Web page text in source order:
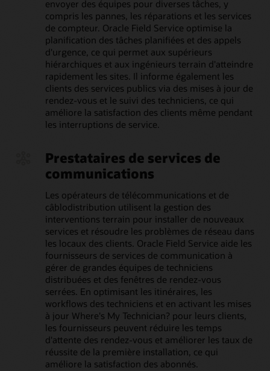
envoyer des équipes pour diverses tâches, y
compris les pannes, les réparations et les services
de compteur. Oracle Field Service optimise la
planification des tâches planifiées et des appels
d'urgence, ce qui permet aux supérieurs
hiérarchiques et aux ingénieurs terrain d'atteindre
rapidement les sites. Il informe également les
clients des services publics via des mises à jour de
rendez-vous et le suivi des techniciens, ce qui
améliore la satisfaction des clients même pendant
les interruptions de service.
Prestataires de services de
communications
Les opérateurs de télécommunications et de
câblodistribution utilisent la gestion des
interventions terrain pour installer de nouveaux
services et résoudre les problèmes de réseau dans
les locaux des clients. Oracle Field Service aide les
fournisseurs de services de communication à
gérer de grandes équipes de techniciens
distribuées et des fenêtres de rendez-vous
serrées. En optimisant les itinéraires, les
workflows des techniciens et en activant les mises
à jour Where's My Technician? pour leurs clients,
les fournisseurs peuvent réduire les temps
d'attente des rendez-vous et améliorer les taux de
réussite de la première installation, ce qui
améliore la satisfaction des abonnés.